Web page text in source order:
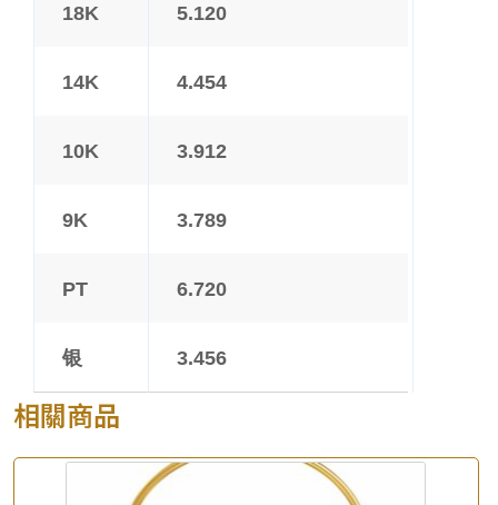
18K 5.120
14K 4.454
10K 3.912
9K 3.789
PT 6.720
银 3.456
相關商品